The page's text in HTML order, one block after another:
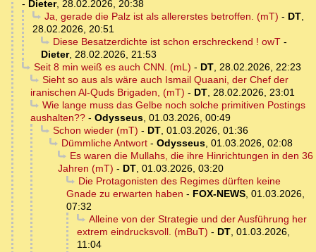
- Dieter, 28.02.2026, 20:38
Ja, gerade die Palz ist als allererstes betroffen. (mT) - DT,
28.02.2026, 20:51
Diese Besatzerdichte ist schon erschreckend ! owT-
Dieter, 28.02.2026, 21:53
Seit 8 min weiß es auch CNN. (mL) - DT, 28.02.2026, 22:23
Sieht so aus als wäre auch Ismail Quaani, der Chef der
iranischen Al-Quds Brigaden, (mT) - DT, 28.02.2026, 23:01
Wie lange muss das Gelbe noch solche primitiven Postings
aushalten?? - Odysseus, 01.03.2026, 00:49
Schon wieder (mT) - DT, 01.03.2026, 01:36
Dümmliche Antwort- Odysseus, 01.03.2026, 02:08
Es waren die Mullahs, die ihre Hinrichtungen in den 36
Jahren (mT) - DT, 01.03.2026, 03:20
Die Protagonisten des Regimes dürften keine
Gnade zu erwarten haben - FOX-NEWS, 01.03.2026,
07:32
Alleine von der Strategie und der Ausführung her
extrem eindrucksvoll. (mBuT) - DT, 01.03.2026,
11:04